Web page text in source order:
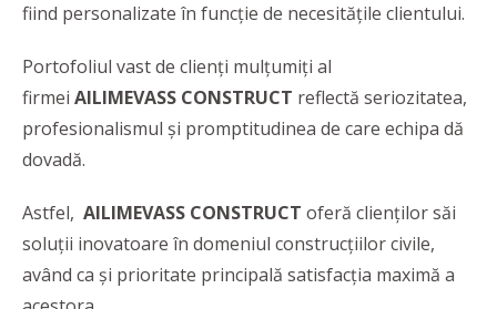
fiind personalizate în funcție de necesitățile clientului.
Portofoliul vast de clienți mulțumiți al
firmei AILIMEVASS CONSTRUCT reflectă seriozitatea,
profesionalismul și promptitudinea de care echipa dă
dovadă.
Astfel, AILIMEVASS CONSTRUCT oferă clienților săi
soluții inovatoare în domeniul construcțiilor civile,
având ca și prioritate principală satisfacția maximă a